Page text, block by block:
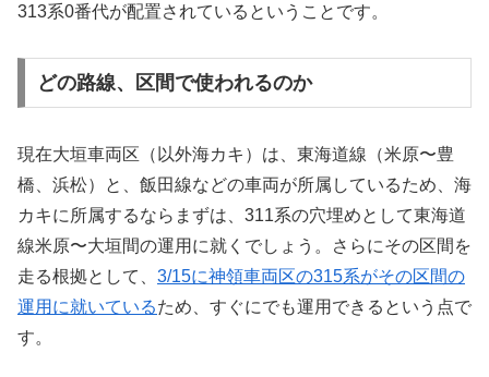
313系0番代が配置されているということです。
どの路線、区間で使われるのか
現在大垣車両区（以外海カキ）は、東海道線（米原〜豊
橋、浜松）と、飯田線などの車両が所属しているため、海
カキに所属するならまずは、311系の穴埋めとして東海道
線米原〜大垣間の運用に就くでしょう。さらにその区間を
走る根拠として、 3/15に神領車両区の315系がその区間の
運用に就いているため、すぐにでも運用できるという点で
す。